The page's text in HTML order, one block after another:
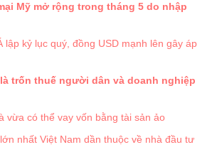
Mỹ mở rộng trong tháng 5 do nhập
lập kỷ lục quý, đồng USD mạnh lên gây áp
trốn thuế người dân và doanh nghiệp
vừa có thể vay vốn bằng tài sản ảo
nhất Việt Nam dần thuộc về nhà đầu tư